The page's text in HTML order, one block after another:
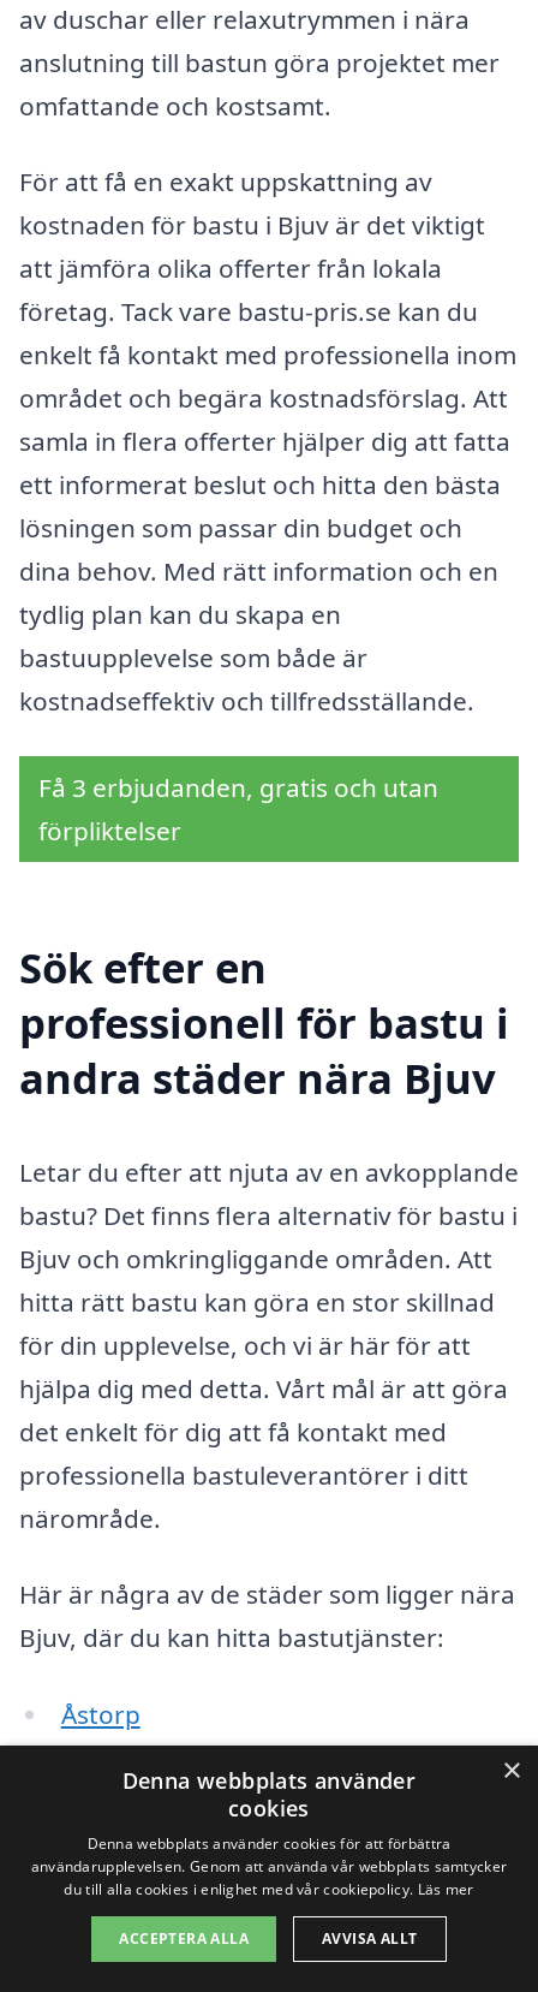
av duschar eller relaxutrymmen i nära
anslutning till bastun göra projektet mer
omfattande och kostsamt.
För att få en exakt uppskattning av
kostnaden för bastu i Bjuv är det viktigt
att jämföra olika offerter från lokala
företag. Tack vare bastu-pris.se kan du
enkelt få kontakt med professionella inom
området och begära kostnadsförslag. Att
samla in flera offerter hjälper dig att fatta
ett informerat beslut och hitta den bästa
lösningen som passar din budget och
dina behov. Med rätt information och en
tydlig plan kan du skapa en
bastuupplevelse som både är
kostnadseffektiv och tillfredsställande.
Få 3 erbjudanden, gratis och utan
förpliktelser
Sök efter en
professionell för bastu i
andra städer nära Bjuv
Letar du efter att njuta av en avkopplande
bastu? Det finns flera alternativ för bastu i
Bjuv och omkringliggande områden. Att
hitta rätt bastu kan göra en stor skillnad
för din upplevelse, och vi är här för att
hjälpa dig med detta. Vårt mål är att göra
det enkelt för dig att få kontakt med
professionella bastuleverantörer i ditt
närområde.
Här är några av de städer som ligger nära
Bjuv, där du kan hitta bastutjänster:
Åstorp
Teckomatorp
Klippan
Perstorp
×
Denna webbplats använder
cookies
Denna webbplats använder cookies för att förbättra
användarupplevelsen. Genom att använda vår webbplats samtycker
du till alla cookies i enlighet med vår cookiepolicy. Läs mer
ACCEPTERA ALLA AVVISA ALLT